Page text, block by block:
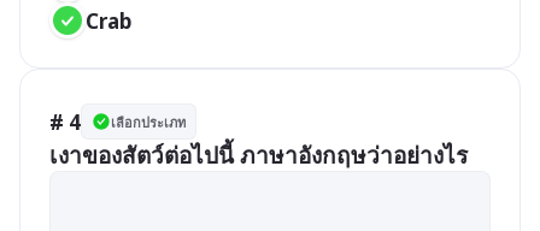
Crab
# 4 เลือกประเภท
เงาของสัตว์ต่อไปนี้ ภาษาอังกฤษว่าอย่างไร